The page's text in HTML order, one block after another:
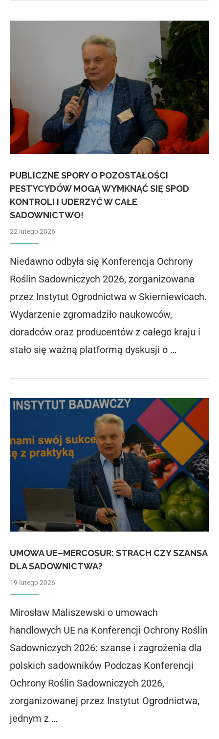
PUBLICZNE SPORY O POZOSTAŁOŚCI
PESTYCYDÓW MOGĄ WYMKNĄĆ SIĘ SPOD
KONTROLI I UDERZYĆ W CAŁE
SADOWNICTWO!
22 lutego 2026
Niedawno odbyła się Konferencja Ochrony
Roślin Sadowniczych 2026, zorganizowana
przez Instytut Ogrodnictwa w Skierniewicach.
Wydarzenie zgromadziło naukowców,
doradców oraz producentów z całego kraju i
stało się ważną platformą dyskusji o …
UMOWA UE–MERCOSUR: STRACH CZY SZANSA
DLA SADOWNICTWA?
19 lutego 2026
Mirosław Maliszewski o umowach
handlowych UE na Konferencji Ochrony Roślin
Sadowniczych 2026: szanse i zagrożenia dla
polskich sadowników Podczas Konferencji
Ochrony Roślin Sadowniczych 2026,
zorganizowanej przez Instytut Ogrodnictwa,
jednym z …